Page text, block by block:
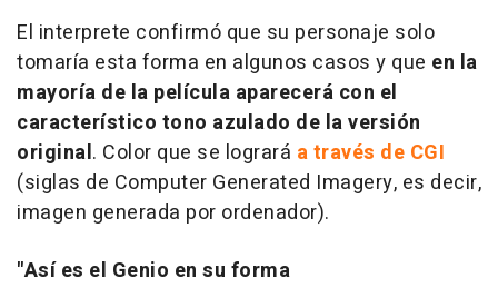
El interprete confirmó que su personaje solo
tomaría esta forma en algunos casos y que en la
mayoría de la película aparecerá con el
característico tono azulado de la versión
original. Color que se logrará a través de CGI
(siglas de Computer Generated Imagery, es decir,
imagen generada por ordenador).
"Así es el Genio en su forma